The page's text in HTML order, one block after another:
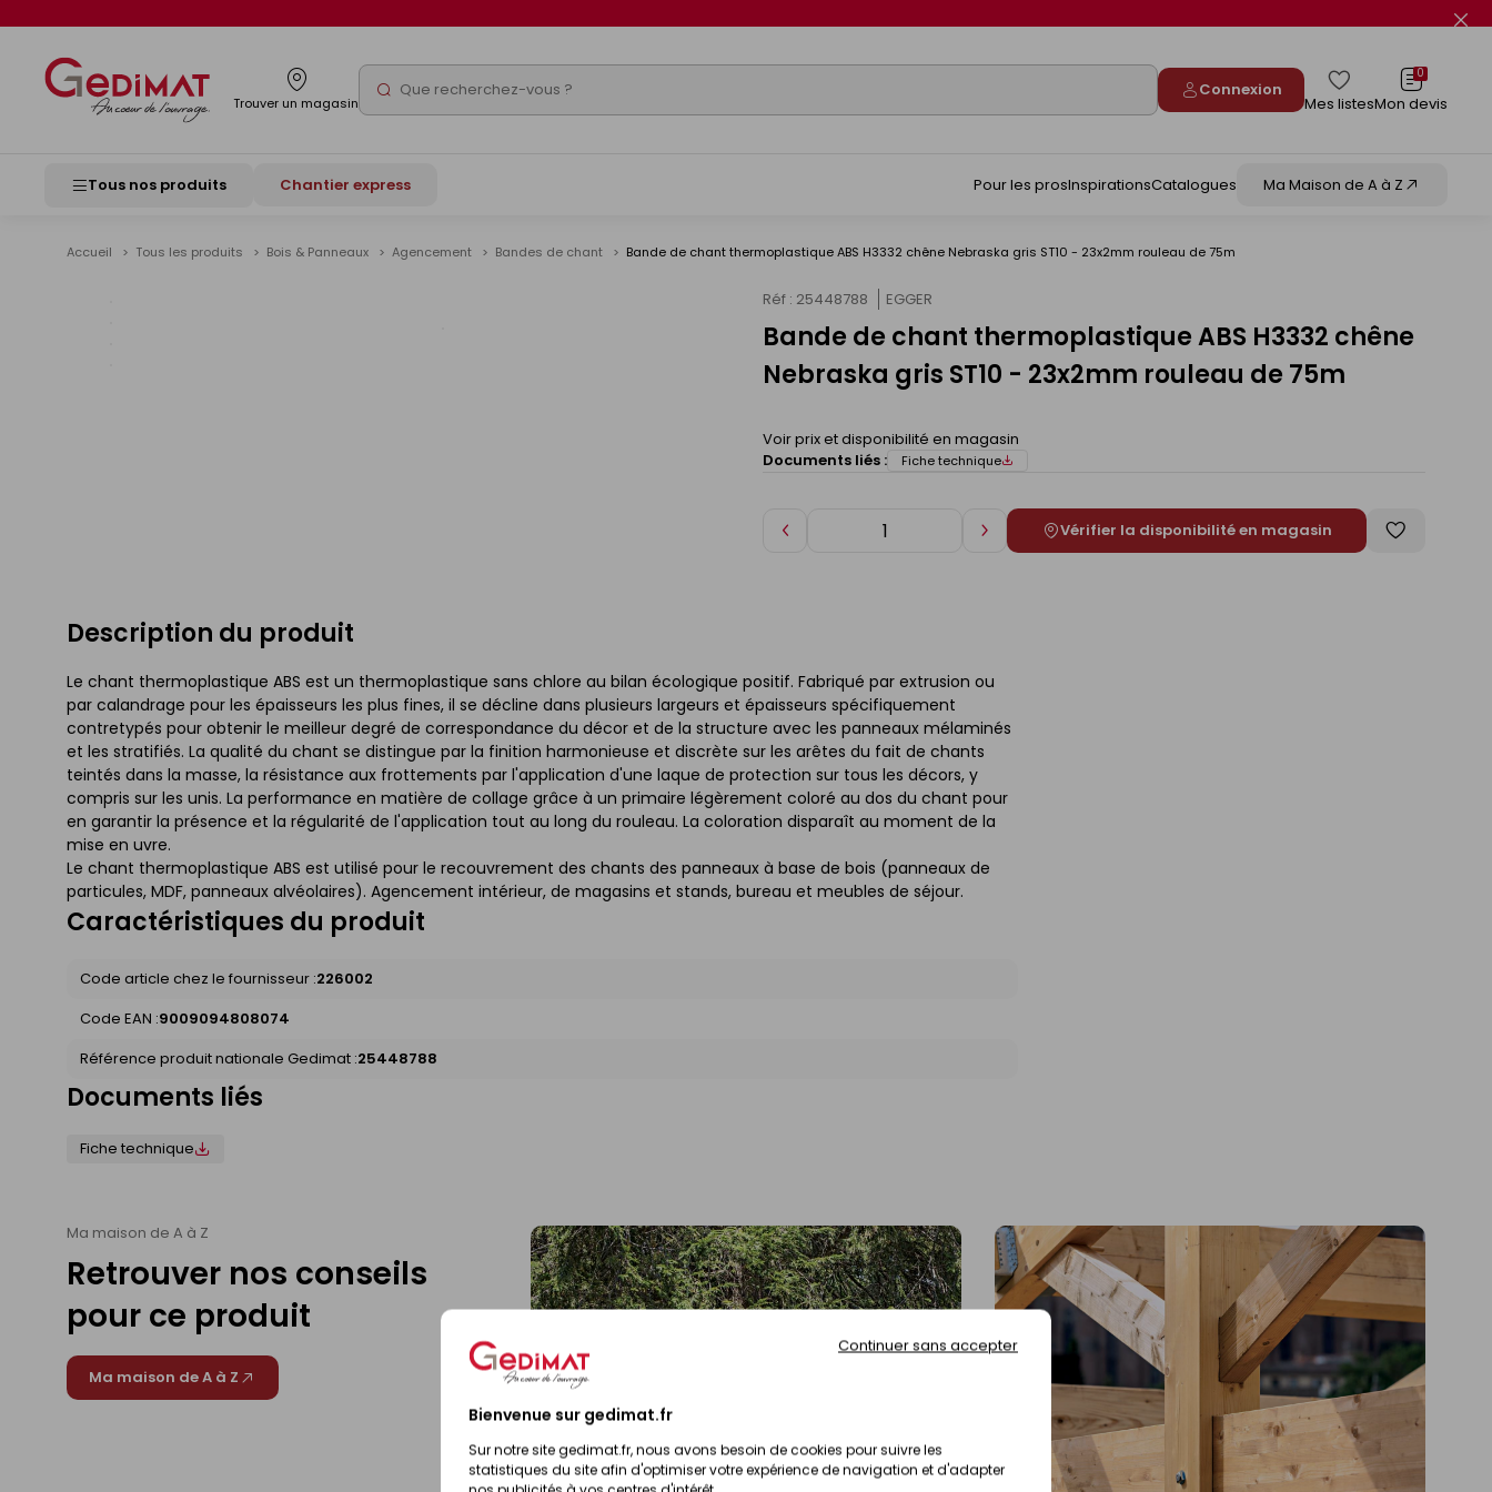
Bienvenue sur gedimat.fr
Sur notre site gedimat.fr, nous avons besoin de cookies pour suivre les
statistiques du site afin d'optimiser votre expérience de navigation et d'adapter
Continuer sans accepter
Trouver un magasin Rechercher Connexion
Mes listes
0
Mon devis
Tous nos produits Chantier express Pour les prosInspirationsCatalogues Ma Maison de A à Z
Accueil Tous les produits Bois & Panneaux Agencement Bandes de chant Bande de chant thermoplastique ABS H3332 chêne Nebraska gris ST10 - 23x2mm rouleau de 75m
Réf : 25448788 EGGER
Bande de chant thermoplastique ABS H3332 chêne
Nebraska gris ST10 - 23x2mm rouleau de 75m
Voir prix et disponibilité en magasin
Documents liés :
Fiche technique
Diminuer AugmenterVérifier la disponibilité en magasin
Enregistrer
Description du produit
Le chant thermoplastique ABS est un thermoplastique sans chlore au bilan écologique positif. Fabriqué par extrusion ou
par calandrage pour les épaisseurs les plus fines, il se décline dans plusieurs largeurs et épaisseurs spécifiquement
contretypés pour obtenir le meilleur degré de correspondance du décor et de la structure avec les panneaux mélaminés
et les stratifiés. La qualité du chant se distingue par la finition harmonieuse et discrète sur les arêtes du fait de chants
teintés dans la masse, la résistance aux frottements par l'application d'une laque de protection sur tous les décors, y
compris sur les unis. La performance en matière de collage grâce à un primaire légèrement coloré au dos du chant pour
en garantir la présence et la régularité de l'application tout au long du rouleau. La coloration disparaît au moment de la
mise en uvre.
Le chant thermoplastique ABS est utilisé pour le recouvrement des chants des panneaux à base de bois (panneaux de
particules, MDF, panneaux alvéolaires). Agencement intérieur, de magasins et stands, bureau et meubles de séjour.
Caractéristiques du produit
Code article chez le fournisseur :226002
Code EAN :9009094808074
Référence produit nationale Gedimat :25448788
Documents liés
Fiche technique
Ma maison de A à Z
Retrouver nos conseils
pour ce produit
Ma maison de A à Z